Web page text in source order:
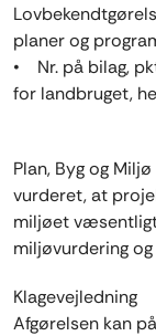
planer og
• Nr. på bilag,
for landbruget,
Plan, Byg og
vurderet, at
miljøet
miljøvurdering
Klagevejledning
Afgørelsen kan